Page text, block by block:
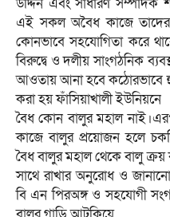
উদ্দিন এবং সাধারণ সম্পাদক
এই সকল অবৈধ কাজে
কোনভাবে সহযোগিতা করে
বিরুদ্বে ও দলীয় সাংগঠনিক
আওতায় আনা হবে কঠোরভাবে
করা হয় ফাঁসিয়াখালী ইউনিয়নে
বৈধ কোন বালুর মহাল
কাজে বালুর প্রয়োজন হলে
বৈধ বালুর মহাল থেকে বালু
সাথে রাখার অনুরোধ ও
বি এন পিরঅঙ্গ ও সহযোগী